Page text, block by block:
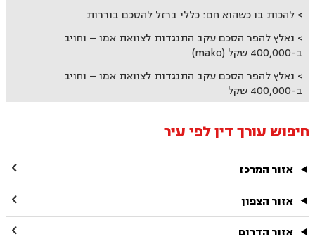
להכות בו כשהוא חם: כללי ברזל להסכם בוררות
נאלץ להפר הסכם עקב התנגדות לצוואת אמו – וחויב
ב-400,000 שקל (mako)
נאלץ להפר הסכם עקב התנגדות לצוואת אמו – וחויב
ב-400,000 שקל
חיפוש עורך דין לפי עיר
אזור המרכז 
אזור הצפון 
אזור הדרום 